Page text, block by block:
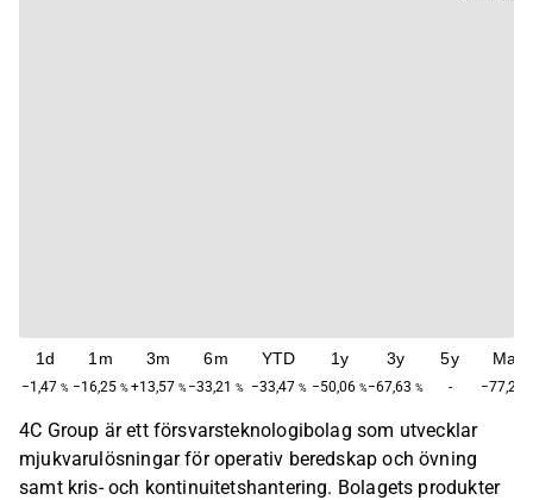
1d
−1,47 %
1m
−16,25 %
3m
+13,57 %
6m
−33,21 %
YTD
−33,47 %
1y
−50,06 %
3y
−67,63 %
5y
-
Max
−77,26
4C Group är ett försvarsteknologibolag som utvecklar
mjukvarulösningar för operativ beredskap och övning
samt kris- och kontinuitetshantering. Bolagets produkter